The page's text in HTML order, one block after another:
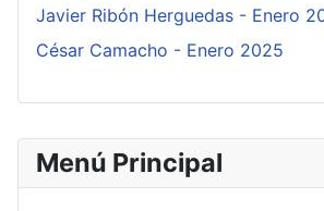
Menú Principal
Javier Ribón Herguedas - Enero
César Camacho - Enero 2025